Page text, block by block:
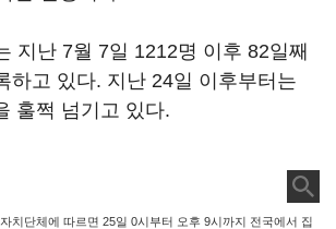
지난 7월 7일 1212명 이후 82일째
하고 있다. 지난 24일 이후부터는
훌쩍 넘기고 있다.
치단체에 따르면 25일 0시부터 오후 9시까지 전국에서 집